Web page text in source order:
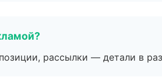
рассылки — детали в